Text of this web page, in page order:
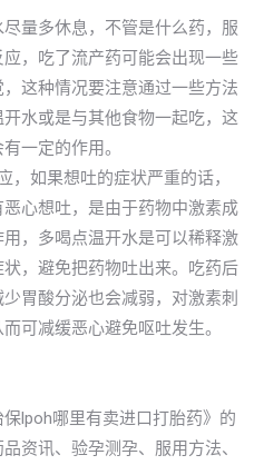
量多休息，不管是什么药，服
，吃了流产药可能会出现一些
这种情况要注意通过一些方法
水或是与其他食物一起吃，这
一定的作用。
，如果想吐的症状严重的话，
心想吐，是由于药物中激素成
，多喝点温开水是可以稀释激
，避免把药物吐出来。吃药后
胃酸分泌也会减弱，对激素刺
可减缓恶心避免呕吐发生。
lpoh哪里有卖进口打胎药》的
资讯、验孕测孕、服用方法、